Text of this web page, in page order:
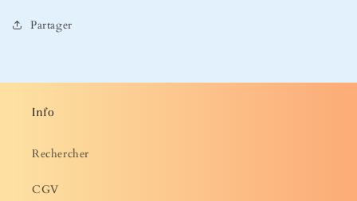
Partager
Info
Rechercher
CGV